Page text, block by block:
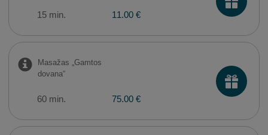
15 min. 11.00 €
Masažas „Gamtos
dovana“
60 min. 75.00 €